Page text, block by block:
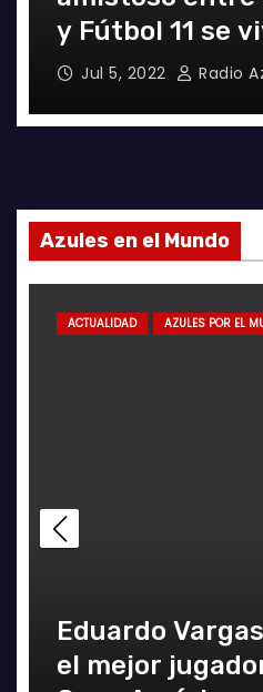
y Fútbol 11 se
La Florida
Jul 5, 2022 Radio
Azules en el Mundo
ACTUALIDAD AZULES POR EL
Eduardo
el mejor